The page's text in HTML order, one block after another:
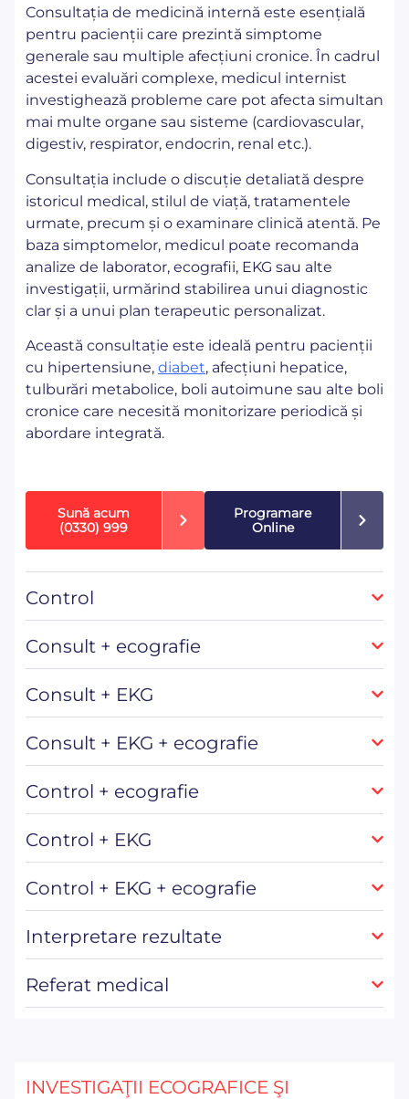
Consultația de medicină internă este esențială
pentru pacienții care prezintă simptome
generale sau multiple afecțiuni cronice. În cadrul
acestei evaluări complexe, medicul internist
investighează probleme care pot afecta simultan
mai multe organe sau sisteme (cardiovascular,
digestiv, respirator, endocrin, renal etc.).
Consultația include o discuție detaliată despre
istoricul medical, stilul de viață, tratamentele
urmate, precum și o examinare clinică atentă. Pe
baza simptomelor, medicul poate recomanda
analize de laborator, ecografii, EKG sau alte
investigații, urmărind stabilirea unui diagnostic
clar și a unui plan terapeutic personalizat.
Această consultație este ideală pentru pacienții
cu hipertensiune, diabet, afecțiuni hepatice,
tulburări metabolice, boli autoimune sau alte boli
cronice care necesită monitorizare periodică și
abordare integrată.
Sună acum
(0330) 999
Programare
Online
Control
Consult + ecografie
Consult + EKG
Consult + EKG + ecografie
Control + ecografie
Control + EKG
Control + EKG + ecografie
Interpretare rezultate
Referat medical
INVESTIGAŢII ECOGRAFICE ŞI